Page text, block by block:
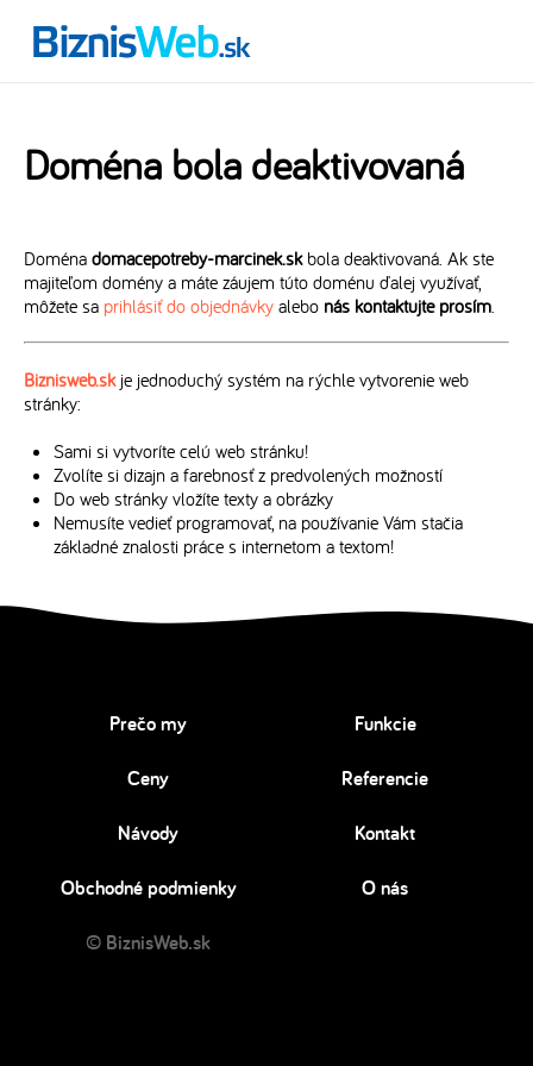
Doména bola deaktivovaná
Doména domacepotreby-marcinek.skbola deaktivovaná. Ak ste
majiteľom domény a máte záujem túto doménu ďalej využívať,
môžete sa prihlásiť do objednávky alebo nás kontaktujte prosím.
Biznisweb.skje jednoduchý systém na rýchle vytvorenie web
stránky:
Sami si vytvoríte celú web stránku!
Zvolíte si dizajn a farebnosť z predvolených možností
Do web stránky vložíte texty a obrázky
Nemusíte vedieť programovať, na používanie Vám stačia
základné znalosti práce s internetom a textom!
Prečo my Funkcie
Ceny Referencie
Návody Kontakt
Obchodné podmienky O nás
© BiznisWeb.sk